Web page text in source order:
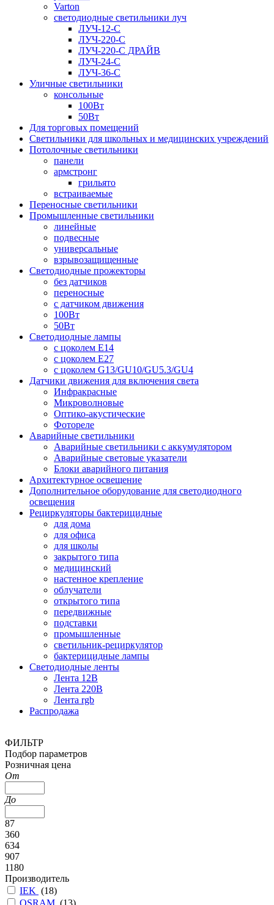
Varton
светодиодные светильники луч
ЛУЧ-12-С
ЛУЧ-220-С
ЛУЧ-220-С ДРАЙВ
ЛУЧ-24-С
ЛУЧ-36-С
Уличные светильники
консольные
100Вт
50Вт
Для торговых помещений
Светильники для школьных и медицинских учреждений
Потолочные светильники
панели
армстронг
грильято
встраиваемые
Переносные светильники
Промышленные светильники
линейные
подвесные
универсальные
взрывозащищенные
Светодиодные прожекторы
без датчиков
переносные
с датчиком движения
100Вт
50Вт
Светодиодные лампы
с цоколем E14
с цоколем E27
с цоколем G13/GU10/GU5.3/GU4
Датчики движения для включения света
Инфракрасные
Микроволновые
Оптико-акустические
Фотореле
Аварийные светильники
Аварийные светильники с аккумулятором
Аварийные световые указатели
Блоки аварийного питания
Архитектурное освещение
Дополнительное оборудование для светодиодного
освещения
Рециркуляторы бактерицидные
для дома
для офиса
для школы
закрытого типа
медицинский
настенное крепление
облучатели
открытого типа
передвижные
подставки
промышленные
светильник-рециркулятор
бактерицидные лампы
Светодиодные ленты
Лента 12В
Лента 220В
Лента rgb
Распродажа
ФИЛЬТР
Подбор параметров
Розничная цена
От
До
87
360
634
907
1180
Производитель
IEK (18)
OSRAM (13)